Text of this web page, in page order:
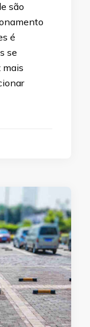
são
é
se
mais